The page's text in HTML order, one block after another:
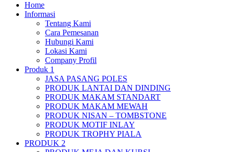
Home
Informasi
Tentang Kami
Cara Pemesanan
Hubungi Kami
Lokasi Kami
Company Profil
Produk 1
JASA PASANG POLES
PRODUK LANTAI DAN DINDING
PRODUK MAKAM STANDART
PRODUK MAKAM MEWAH
PRODUK NISAN – TOMBSTONE
PRODUK MOTIF INLAY
PRODUK TROPHY PIALA
PRODUK 2